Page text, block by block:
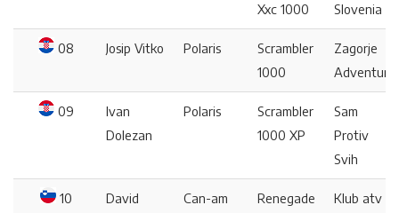
Xxc 1000
Slovenia
08 Josip Vitko Polaris
Scrambler
1000
Zagorje
Adventure
09
Ivan
Dolezan
Polaris
Scrambler
1000 XP
Sam
Protiv
Svih
10
David
Can-am
Renegade
Klub atv